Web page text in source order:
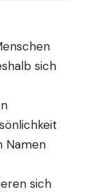
sich
Namen
sich